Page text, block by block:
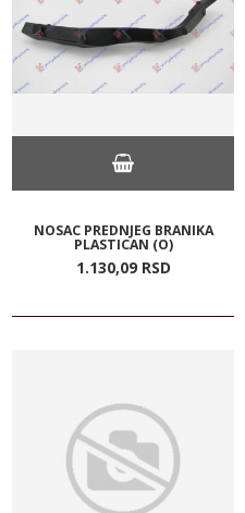
NOSAC PREDNJEG BRANIKA
PLASTICAN (O)
1.130,09 RSD